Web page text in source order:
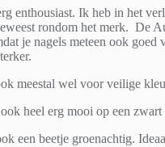
enthousiast. Ik heb in het
rondom het merk. De
je nagels meteen ook goed
meestal wel voor veilige
heel erg mooi op een zwart
een beetje groenachtig.